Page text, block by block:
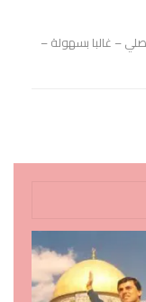
– غالبا بسهولة –